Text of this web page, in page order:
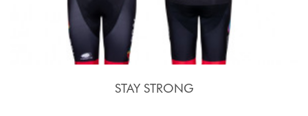
STAY STRONG